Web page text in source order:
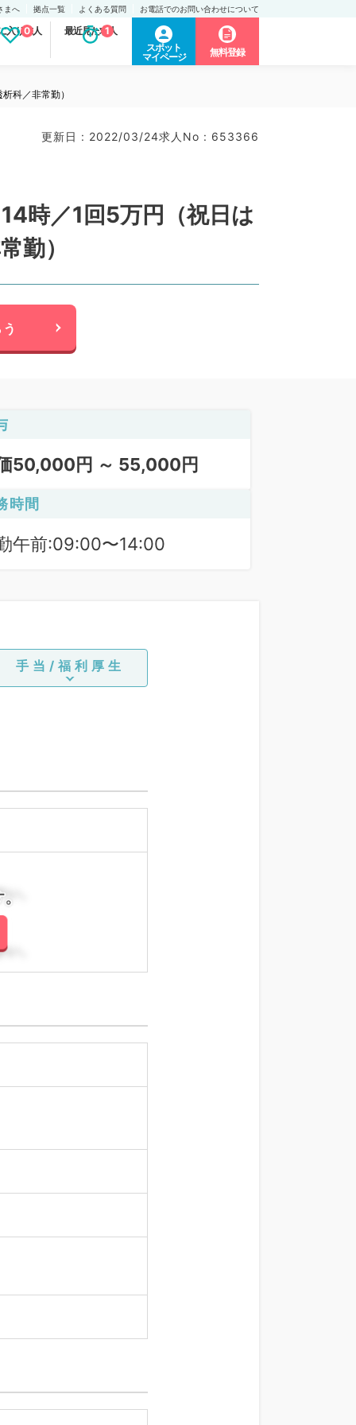
まへ 拠点一覧 よくある質問 お電話でのお問い合わせについて
入り求人
0 最近見た求人
1
スポット
マイページ
無料登録
科／非常勤）
更新日 : 2022/03/24求人No : 653366
時／1回5万円（祝日は
勤）
50,000円 ～ 55,000円
時間
午前:09:00〜14:00
手当/福利厚生
。
。